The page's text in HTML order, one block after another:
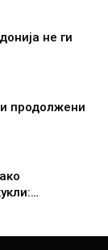
не ги
продолжени